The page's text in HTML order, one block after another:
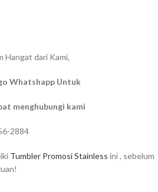
Hangat dari Kami,
Whatshapp Untuk
menghubungi kami
2884
Tumbler Promosi Stainless ini , sebelum